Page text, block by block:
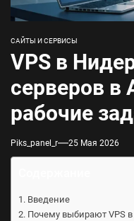
САЙТЫ И СЕРВИСЫ
VPS в
серверов в
рабочие
Piks_panel_r 25 Мая 2026
Введение
Почему выбирают VPS